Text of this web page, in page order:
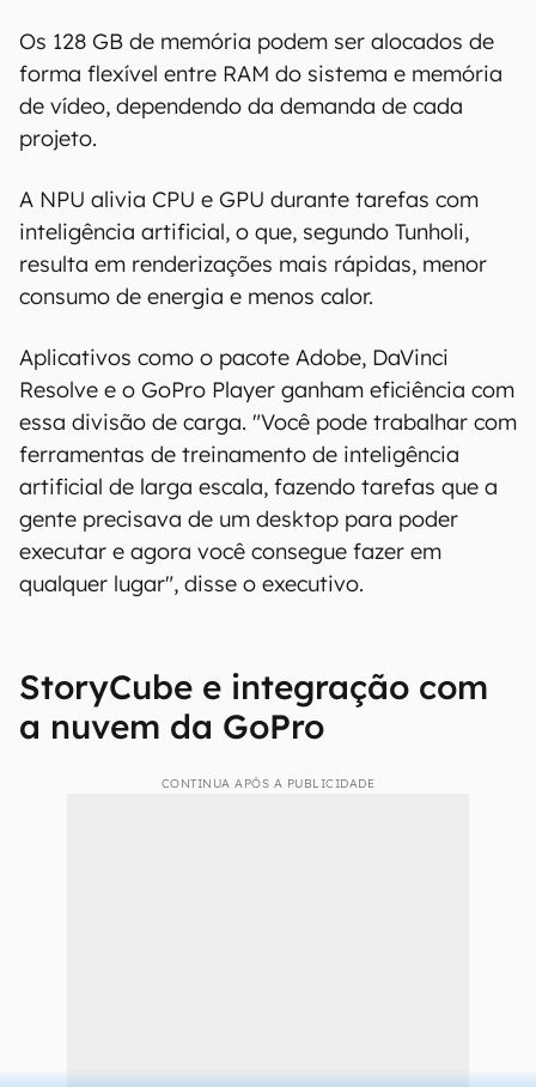
Os 128 GB de memória podem ser alocados de
forma flexível entre RAM do sistema e memória
de vídeo, dependendo da demanda de cada
projeto.
A NPU alivia CPU e GPU durante tarefas com
inteligência artificial, o que, segundo Tunholi,
resulta em renderizações mais rápidas, menor
consumo de energia e menos calor.
Aplicativos como o pacote Adobe, DaVinci
Resolve e o GoPro Player ganham eficiência com
essa divisão de carga. "Você pode trabalhar com
ferramentas de treinamento de inteligência
artificial de larga escala, fazendo tarefas que a
gente precisava de um desktop para poder
executar e agora você consegue fazer em
qualquer lugar", disse o executivo.
StoryCube e integração com
a nuvem da GoPro
CONTINUA APÓS A PUBLICIDADE